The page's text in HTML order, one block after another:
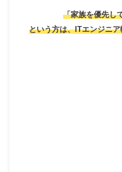
「家族を優先
という方は、ITエンジニア